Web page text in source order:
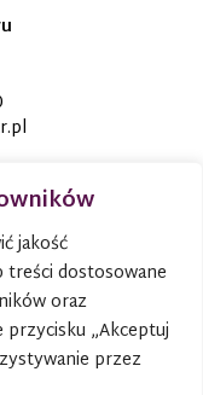
jakość
treści dostosowane
oraz
„Akceptuj
przez